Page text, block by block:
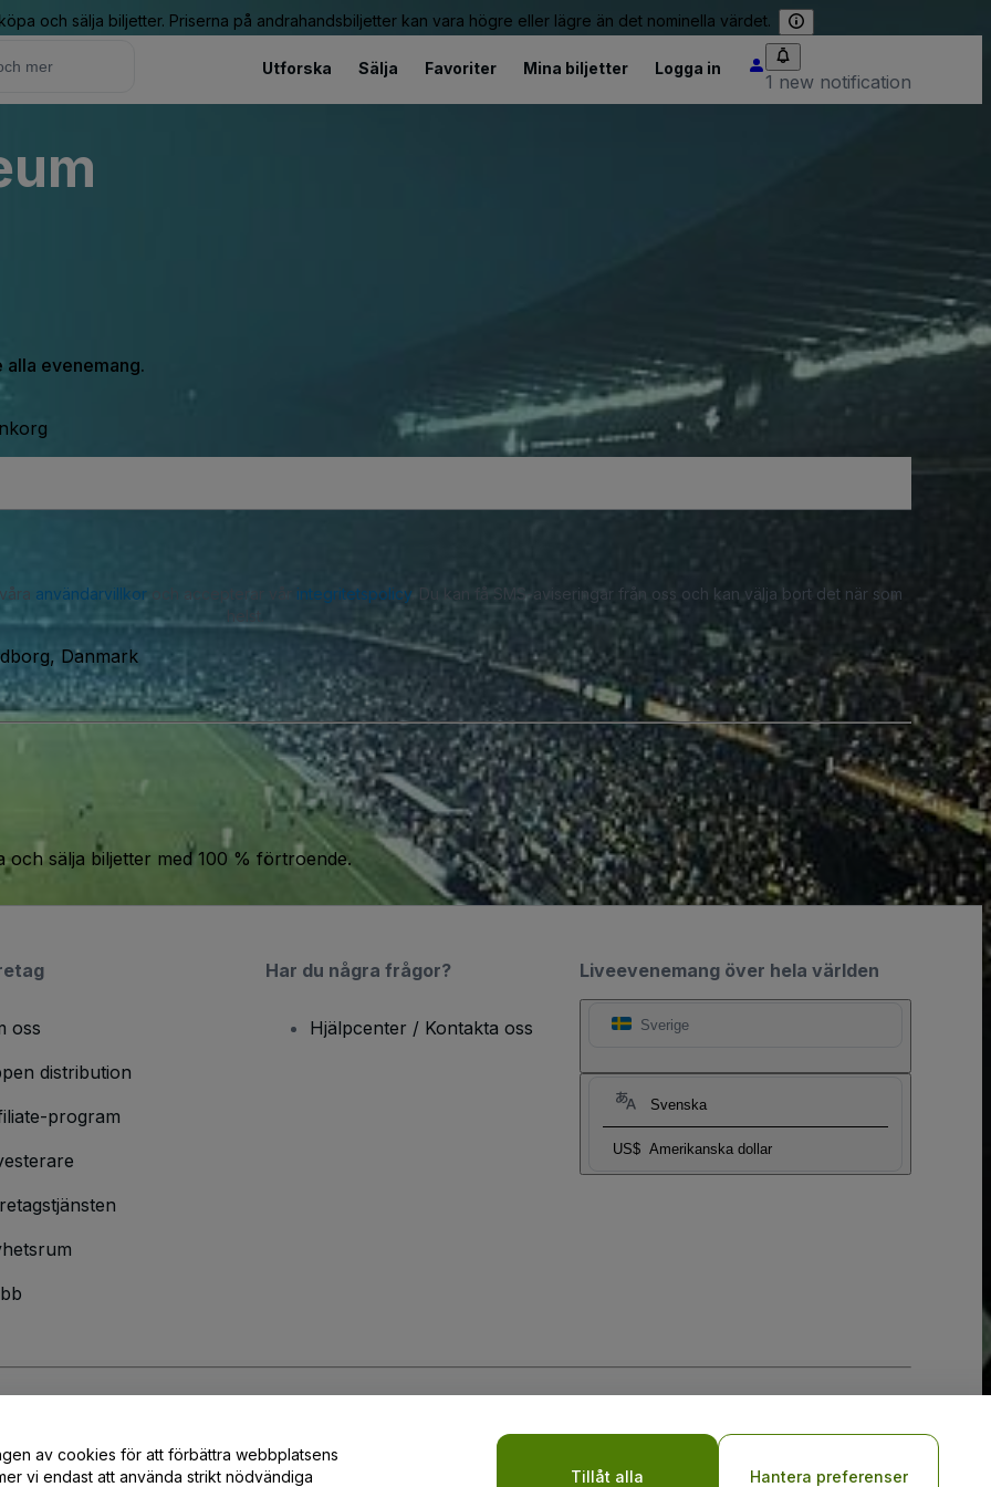
och sälja biljetter. Priserna på andrahandsbiljetter kan vara högre eller lägre än det nominella värdet.
Utforska Sälja Favoriter Mina biljetter Logga in
1 new notification
alla evenemang.
användarvillkoroch accepterar vår integritetspolicy. Du kan få SMS-aviseringar från oss och kan välja bort det när som
helst.
Danmark
sälja biljetter med 100 % förtroende.
Liveevenemang över hela världen
Sverige
Svenska
US$ Amerikanska dollar
oss
distribution
program
Har du några frågor?
Hjälpcenter / Kontakta oss
mobilsekretesspolicy
av cookies för att förbättra webbplatsens
vi endast att använda strikt nödvändiga
Tillåt alla Hantera preferenser